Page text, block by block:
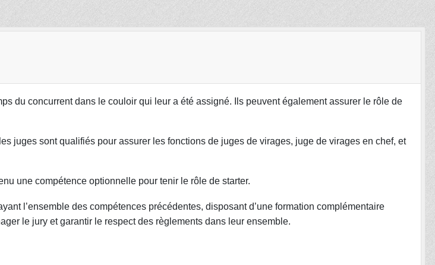
du concurrent dans le couloir qui leur a été assigné. Ils peuvent également assurer le rôle de
juges sont qualifiés pour assurer les fonctions de juges de virages, juge de virages en chef, et
une compétence optionnelle pour tenir le rôle de starter.
l’ensemble des compétences précédentes, disposant d’une formation complémentaire
le jury et garantir le respect des règlements dans leur ensemble.